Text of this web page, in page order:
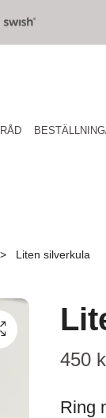
Liten silverkula
450
Ring